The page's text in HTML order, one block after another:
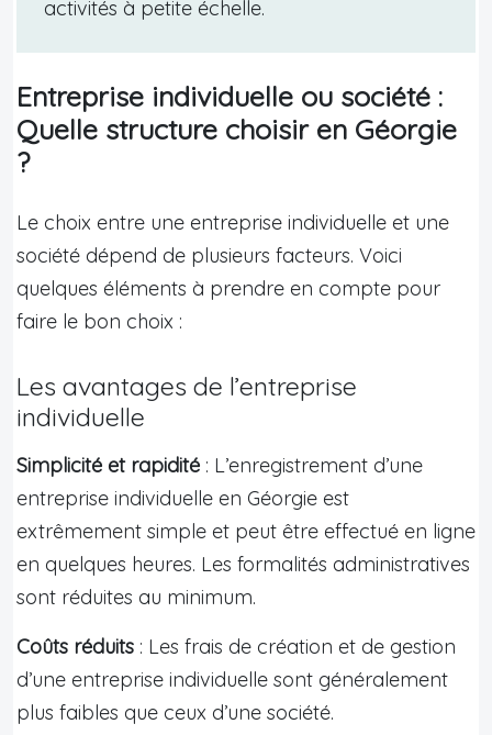
activités à petite échelle.
Entreprise individuelle ou société :
Quelle structure choisir en Géorgie
?
Le choix entre une entreprise individuelle et une
société dépend de plusieurs facteurs. Voici
quelques éléments à prendre en compte pour
faire le bon choix :
Les avantages de l’entreprise
individuelle
Simplicité et rapidité : L’enregistrement d’une
entreprise individuelle en Géorgie est
extrêmement simple et peut être effectué en ligne
en quelques heures. Les formalités administratives
sont réduites au minimum.
Coûts réduits : Les frais de création et de gestion
d’une entreprise individuelle sont généralement
plus faibles que ceux d’une société.